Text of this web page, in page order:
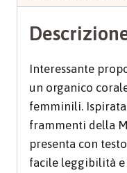
Interessante
un organico
femminili.
frammenti della
presenta con
facile leggibilità